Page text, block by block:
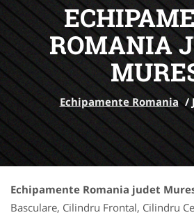
ROMANIA
Echipamente Romania /
Echipamente Romania judet
Basculare, Cilindru Frontal, Cilindru